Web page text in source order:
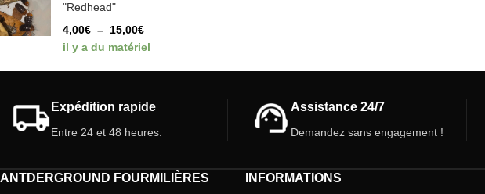
"Redhead"
4,00€ – 15,00€
il y a du matériel
Expédition rapide
Entre 24 et 48 heures.
Assistance 24/7
Demandez sans engagement !
ANTDERGROUND FOURMILIÈRES INFORMATIONS